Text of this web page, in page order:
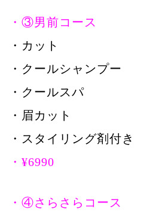
・③男前コース
・カット
・クールシャンプー
・クールスパ
・眉カット
・スタイリング剤付き
・¥6990
・④さらさらコース